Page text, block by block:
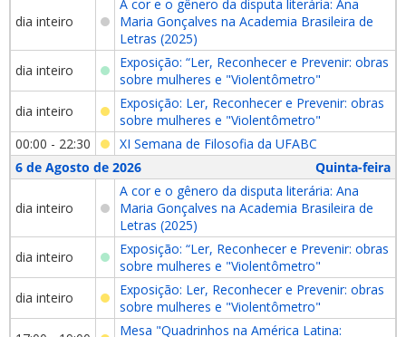
dia inteiro
A cor e o gênero da disputa literária: Ana
Maria Gonçalves na Academia Brasileira de
Letras (2025)
dia inteiro
Exposição: “Ler, Reconhecer e Prevenir: obras
sobre mulheres e "Violentômetro"
dia inteiro
Exposição: Ler, Reconhecer e Prevenir: obras
sobre mulheres e "Violentômetro"
00:00 - 22:30
XI Semana de Filosofia da UFABC
6 de Agosto de 2026
Quinta-feira
dia inteiro
A cor e o gênero da disputa literária: Ana
Maria Gonçalves na Academia Brasileira de
Letras (2025)
dia inteiro
Exposição: “Ler, Reconhecer e Prevenir: obras
sobre mulheres e "Violentômetro"
dia inteiro
Exposição: Ler, Reconhecer e Prevenir: obras
sobre mulheres e "Violentômetro"
Mesa "Quadrinhos na América Latina: